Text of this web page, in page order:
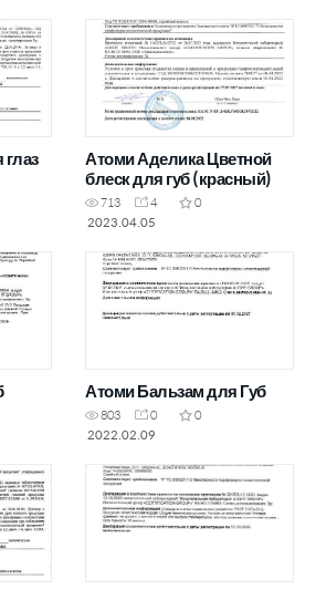
Атоми Аделика Цветной
блеск для губ (красный)
713 4
0
2023.04.05
Атоми Бальзам для Губ
803 0
0
2022.02.09